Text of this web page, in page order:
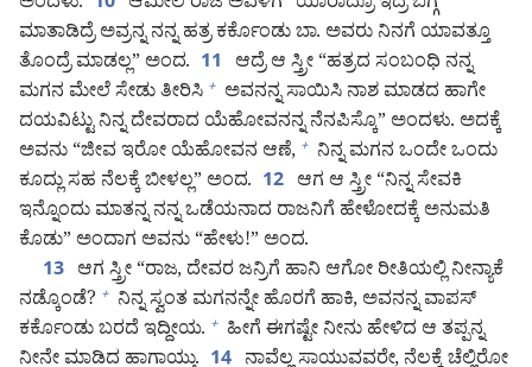
ಮಾತಾಡಿದ್ರೆ ಅವ್ರನ್ನ ನನ್ನ ಹತ್ರ ಕರ್ಕೊಂಡು ಬಾ. ಅವರು ನಿನಗೆ ಯಾವತ್ತೂ
ತೊಂದ್ರೆ ಮಾಡಲ್ಲ” ಅಂದ. 11
ಆದ್ರೆ ಆ ಸ್ತ್ರೀ “ಹತ್ರದ ಸಂಬಂಧಿ ನನ್ನ
ಮಗನ ಮೇಲೆ ಸೇಡು ತೀರಿಸಿ + ಅವನನ್ನ ಸಾಯಿಸಿ ನಾಶ ಮಾಡದ ಹಾಗೇ
ದಯವಿಟ್ಟು ನಿನ್ನ ದೇವರಾದ ಯೆಹೋವನನ್ನ ನೆನಪಿಸ್ಕೊ” ಅಂದಳು. ಅದಕ್ಕೆ
ಅವನು “ಜೀವ ಇರೋ ಯೆಹೋವನ ಆಣೆ, + ನಿನ್ನ ಮಗನ ಒಂದೇ ಒಂದು
ಕೂದ್ಲು ಸಹ ನೆಲಕ್ಕೆ ಬೀಳಲ್ಲ” ಅಂದ. 12 ಆಗ ಆ ಸ್ತ್ರೀ “ನಿನ್ನ ಸೇವಕಿ
ಇನ್ನೊಂದು ಮಾತನ್ನ ನನ್ನ ಒಡೆಯನಾದ ರಾಜನಿಗೆ ಹೇಳೋದಕ್ಕೆ ಅನುಮತಿ
ಕೊಡು” ಅಂದಾಗ ಅವನು “ಹೇಳು!” ಅಂದ.
13 ಆಗ ಸ್ತ್ರೀ “ರಾಜ, ದೇವರ ಜನ್ರಿಗೆ ಹಾನಿ ಆಗೋ ರೀತಿಯಲ್ಲಿ ನೀನ್ಯಾಕೆ
ನಡ್ಕೊಂಡೆ? + ನಿನ್ನ ಸ್ವಂತ ಮಗನನ್ನೇ ಹೊರಗೆ ಹಾಕಿ, ಅವನನ್ನ ವಾಪಸ್‌
ಕರ್ಕೊಂಡು ಬರದೆ ಇದ್ದೀಯ. + ಹೀಗೆ ಈಗಷ್ಟೇ ನೀನು ಹೇಳಿದ ಆ ತಪ್ಪನ್ನ
14